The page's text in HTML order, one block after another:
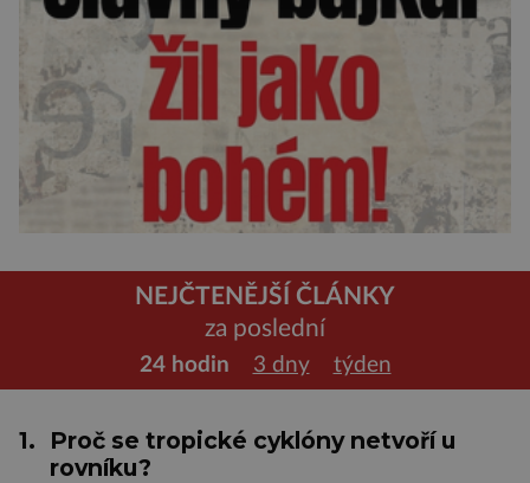
NEJČTENĚJŠÍ ČLÁNKY
za poslední
24 hodin 3 dny týden
1.
Proč se tropické cyklóny netvoří u
rovníku?